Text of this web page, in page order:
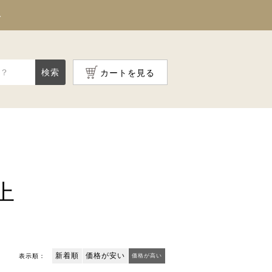
検索 カートを見る
表示順： 新着順 価格が安い 価格が高い